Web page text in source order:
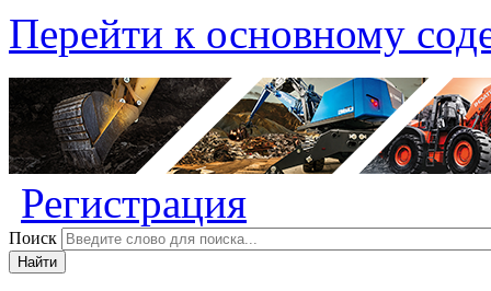
Перейти к основному
Регистрация
Поиск